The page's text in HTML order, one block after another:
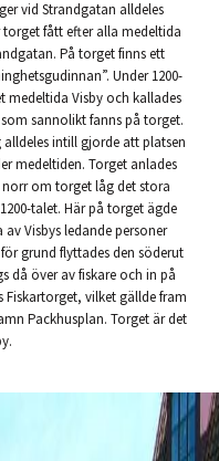
vid Strandgatan alldeles
fått efter alla medeltida
På torget finns ett
Under 1200-
medeltida Visby och kallades
sannolikt fanns på torget.
intill gjorde att platsen
medeltiden. Torget anlades
om torget låg det stora
talet. Här på torget ägde
Visbys ledande personer
grund flyttades den söderut
då över av fiskare och in på
vilket gällde fram
Packhusplan. Torget är det